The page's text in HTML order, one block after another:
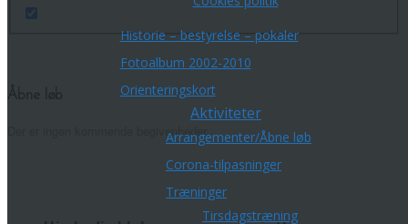
Historie – bestyrelse – pokaler
Fotoalbum 2002-2010
Orienteringskort
Aktiviteter
Arrangementer/Åbne løb
Corona-tilpasninger
Træninger
Tirsdagstræning
Der er ingen kommende begivenheder.